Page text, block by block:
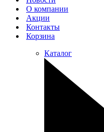
О компании
Акции
Контакты
Корзина
Каталог